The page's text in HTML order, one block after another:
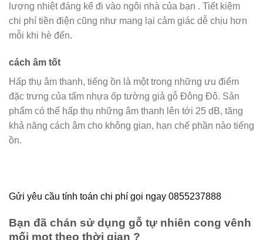
lượng nhiệt đáng kể đi vào ngôi nhà của bạn . Tiết kiệm
chi phí tiền điện cũng như mang lại cảm giác dễ chịu hơn
mỗi khi hè đến.
cách âm tốt
Hấp thụ âm thanh, tiếng ồn là một trong những ưu điểm
đặc trưng của tấm nhựa ốp tường giả gỗ Đông Đô. Sản
phẩm có thể hấp thụ những âm thanh lên tới 25 dB, tăng
khả năng cách âm cho không gian, hạn chế phần nào tiếng
ồn.
Gửi yêu cầu tính toán chi phí gọi ngay 0855237888
Bạn đã chán sử dụng gỗ tự nhiên cong vênh
mối mọt theo thời gian ?